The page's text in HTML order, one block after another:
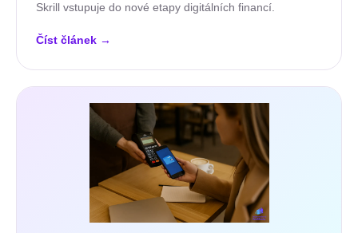
Skrill vstupuje do nové etapy digitálních financí.
Číst článek →